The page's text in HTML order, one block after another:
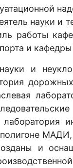
науки и
работы
и
и
и